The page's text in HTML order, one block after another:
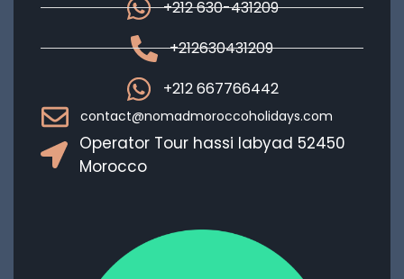
+212 630-431209
+212630431209
+212 667766442
contact@nomadmoroccoholidays.com
Operator Tour hassi labyad 52450
Morocco